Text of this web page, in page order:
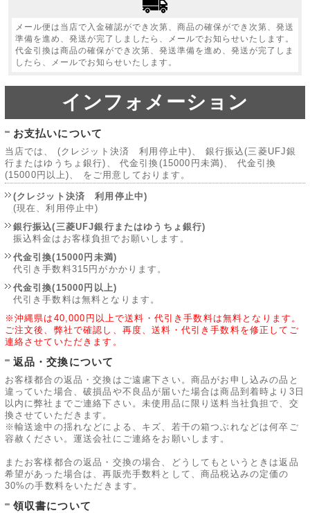
メール便は当店で入金確認ができ次第、商品の確保ができ次第、発送
準備を進め、発送が完了しましたら、メールでお知らせいたします。
代金引換は商品の確保ができ次第、発送準備を進め、発送が完了しま
したら、メールでお知らせいたします。
インフォメーション
お支払いについて
当店では、 (クレジット決済 利用停止中)、 銀行振込(三菱UFJ銀
行またはゆうちょ銀行)、 代金引換(15000円未満)、 代金引換
(15000円以上)、 をご用意しております。
(クレジット決済 利用停止中)
(現在、利用停止中)
銀行振込(三菱UFJ銀行またはゆうちょ銀行)
振込料金はお客様負担でお願いします。
代金引換(15000円未満)
代引き手数料315円がかかります。
代金引換(15000円以上)
代引き手数料は無料となります。
※沖縄県は40,000円以上で送料・代引き手数料は無料となります。
ご注文後、弊社で確認し、再度、送料・代引き手数料を修正してご
連絡させていただきます。
返品・交換について
お客様都合の返品・交換はご遠慮下さい。商品がお申し込みの品と
違っていた場合、破損品や不良品が届いた場合は商品到着時より3日
以内に弊社までご連絡下さい。未使用品に限り送料当社負担で、交
換させていただきます。
※輸送途中の揺れなどによる、キズ、若干の箱つぶれなどは何卒ご
容赦ください。運送会社にご連絡をお願いします。
またお客様都合の返品・交換の場合、どうしてもというときは返品
希望があった場合は、再販売手数料として、商品税込みの定価の
30%の手数料をいただきます。
領収書について